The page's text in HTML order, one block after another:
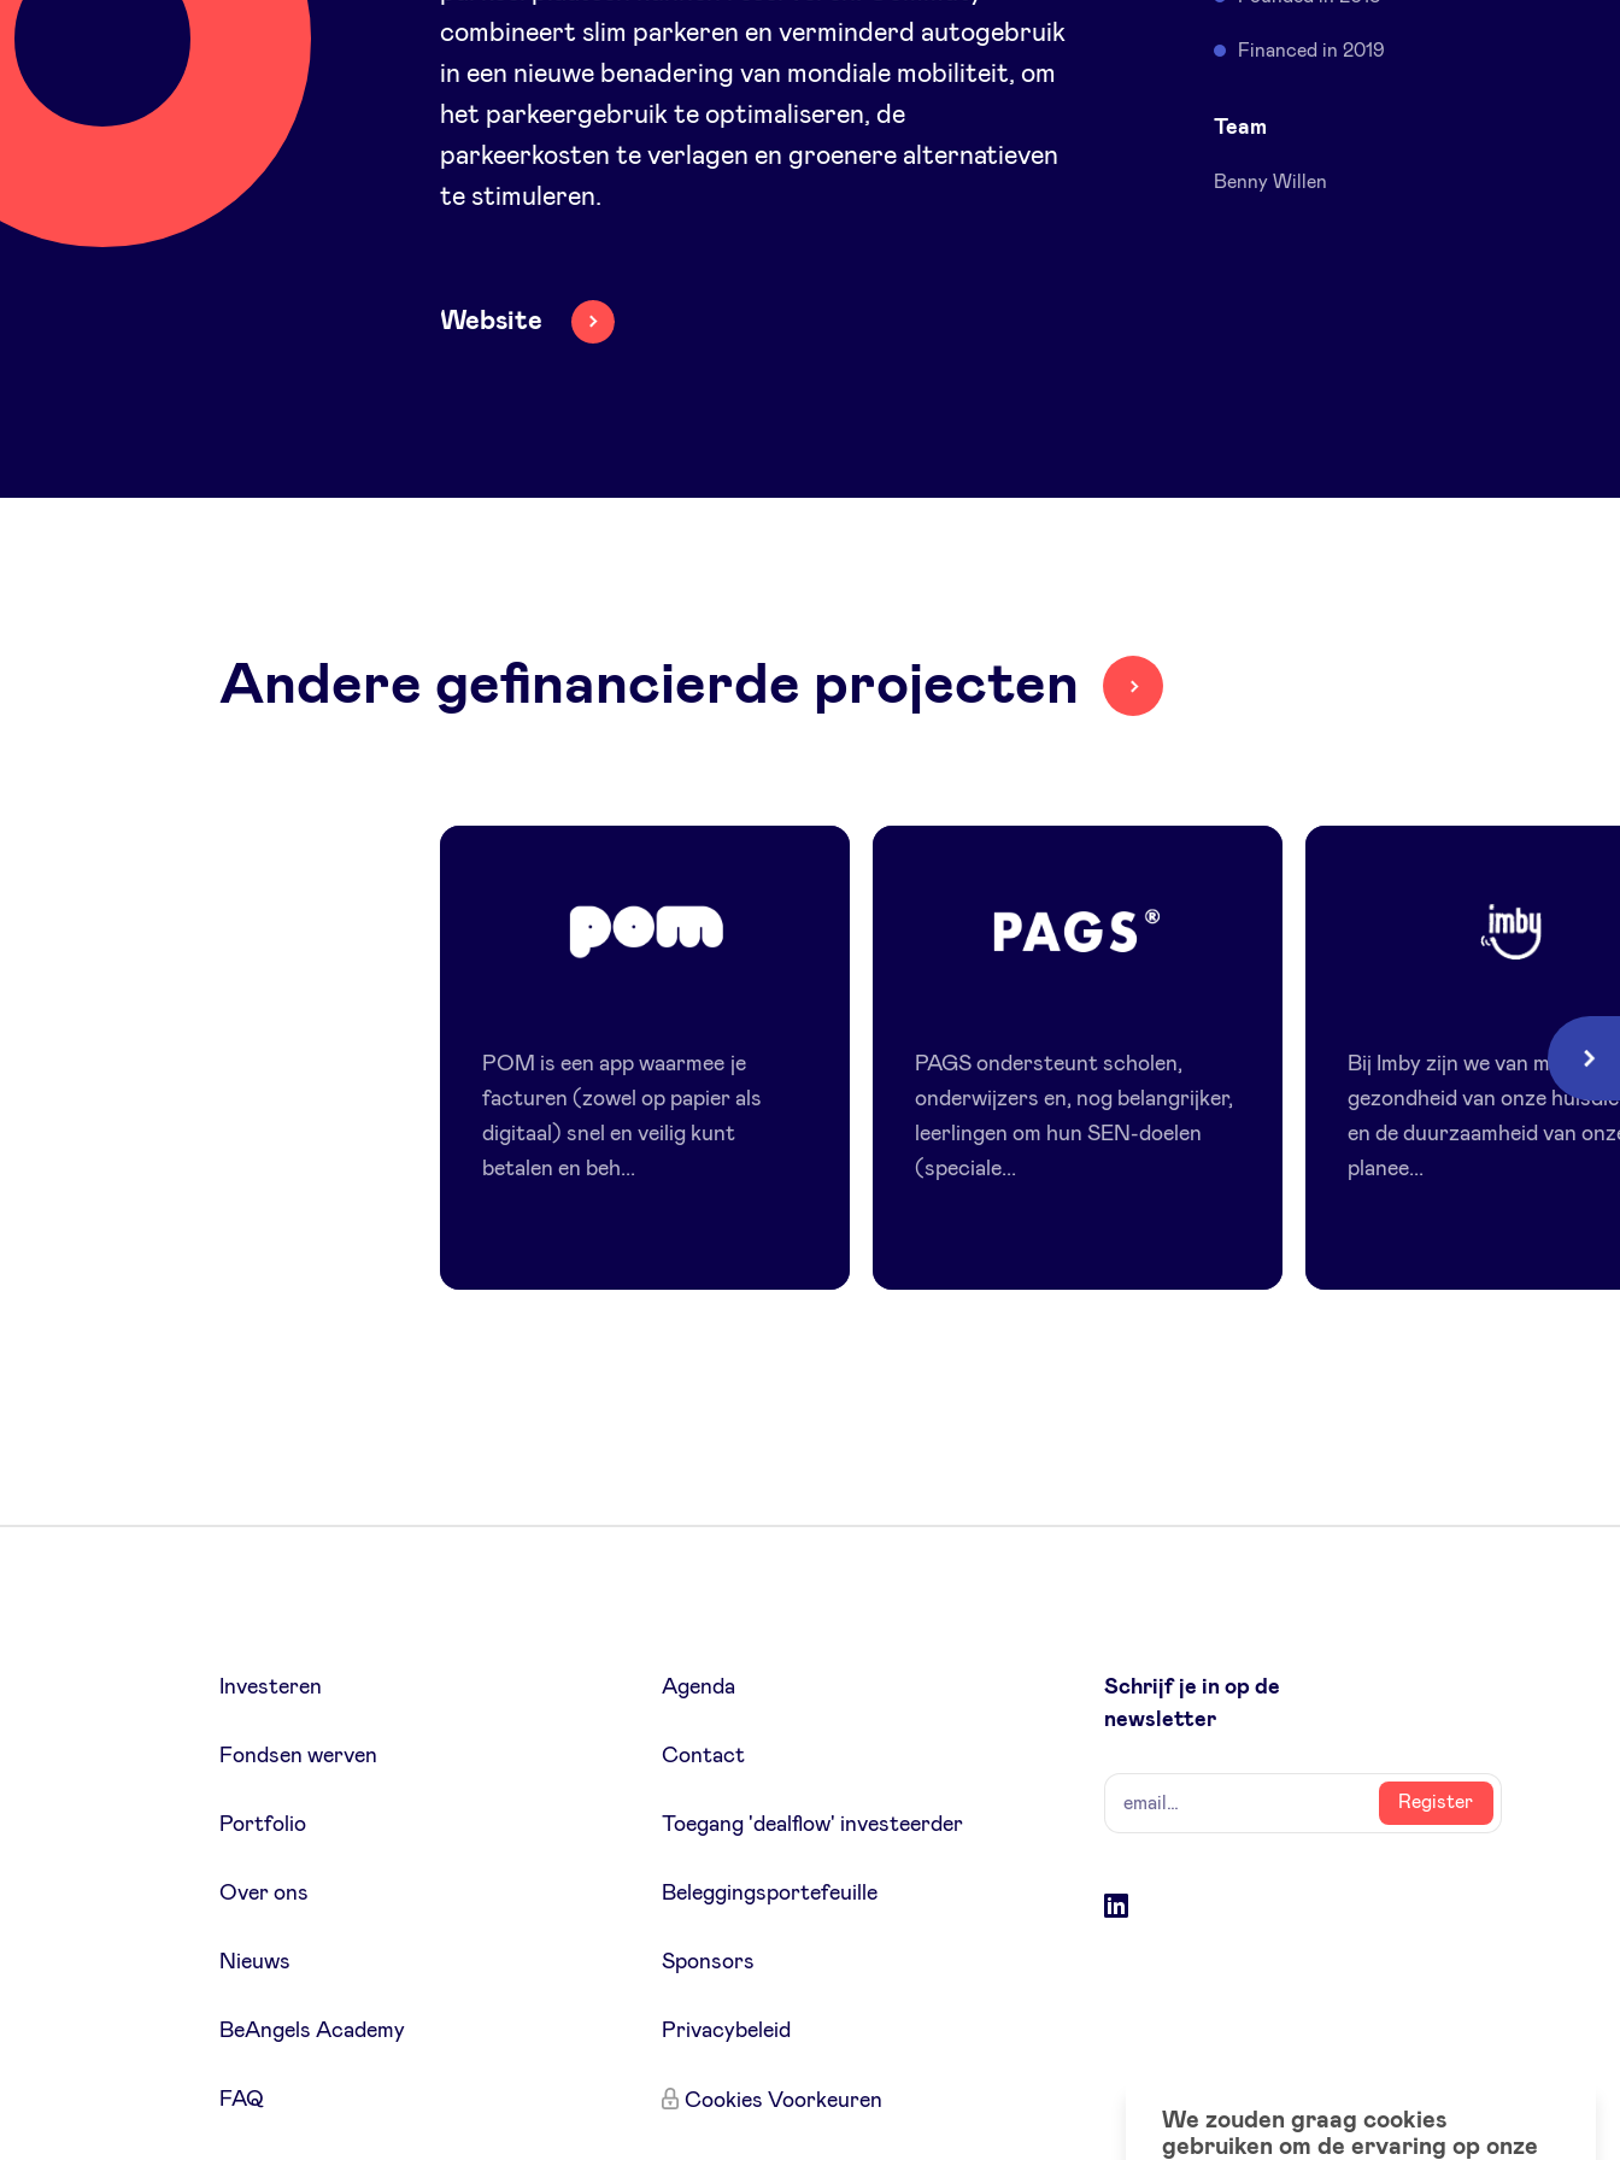
combineert slim parkeren en verminderd autogebruik
in een nieuwe benadering van mondiale mobiliteit, om
het parkeergebruik te optimaliseren, de
parkeerkosten te verlagen en groenere alternatieven
te stimuleren.
Website
Financed in 2019
Team
Benny Willen
Andere gefinancierde projecten
POM is een app waarmee je
facturen (zowel op papier als
digitaal) snel en veilig kunt
betalen en beh...
PAGS ondersteunt scholen,
onderwijzers en, nog belangrijker,
leerlingen om hun SEN-doelen
(speciale...
Bij Imby zijn we van mening
gezondheid van onze
en de duurzaamheid van
planee...
Investeren
Fondsen werven
Portfolio
Over ons
Nieuws
BeAngels Academy
FAQ
Agenda
Contact
Toegang 'dealflow' investeerder
Beleggingsportefeuille
Sponsors
Privacybeleid
Cookies Voorkeuren
Schrijf je in op de
newsletter
naam
email
Register
Social
LinkedIn
We zouden graag cookies
gebruiken om de ervaring op onze